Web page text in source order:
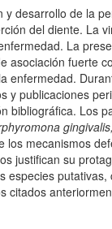
desarrollo de la
del diente. La
La
asociación fuerte
enfermedad.
y publicaciones
bibliográfica. Los
mecanismos
justifican su
especies putativas,
citados